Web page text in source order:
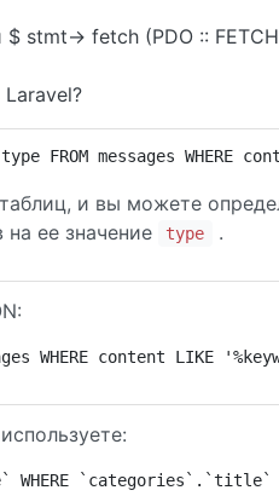
stmt-> fetch (PDO ::
FROM messages
и вы можете
ее значение
type .
WHERE content LIKE
`categories`.`title`